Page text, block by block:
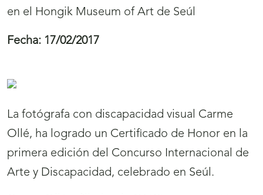
en el Hongik Museum of Art de Seúl
Fecha: 17/02/2017
La fotógrafa con discapacidad visual Carme
Ollé, ha logrado un Certificado de Honor en la
primera edición del Concurso Internacional de
Arte y Discapacidad, celebrado en Seúl.